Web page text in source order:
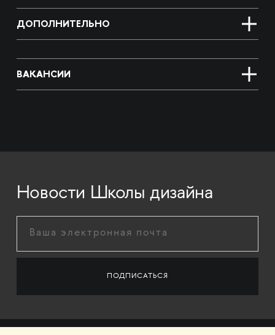
ДОПОЛНИТЕЛЬНО
ВАКАНСИИ
Новости Школы дизайна